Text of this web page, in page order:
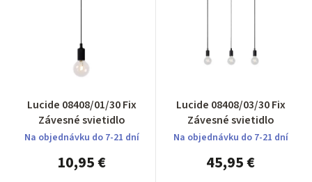
Lucide 08408/01/30 Fix
Závesné svietidlo
Na objednávku do 7-21 dní
10,95 €
Lucide 08408/03/30 Fix
Závesné svietidlo
Na objednávku do 7-21 dní
45,95 €